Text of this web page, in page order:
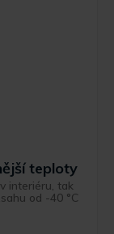
teploty
interiéru, tak
od -40 °C